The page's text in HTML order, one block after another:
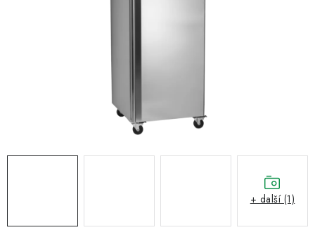
Doprava a platba
O nás Kontakty
+ další (1)